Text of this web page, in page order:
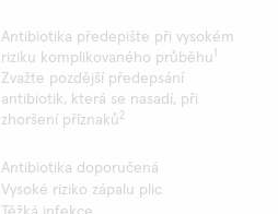
Antibiotika předepište při vysokém
riziku komplikovaného průběhu 1
Zvažte pozdější předepsání
antibiotik, která se nasadí, při
zhoršení příznaků 2
Antibiotika doporučená
Vysoké riziko zápalu plic